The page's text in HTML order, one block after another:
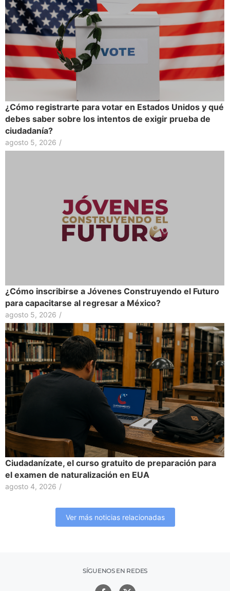
¿Cómo registrarte para votar en Estados Unidos y qué
debes saber sobre los intentos de exigir prueba de
ciudadanía?
agosto 5, 2026 /
¿Cómo inscribirse a Jóvenes Construyendo el Futuro
para capacitarse al regresar a México?
agosto 5, 2026 /
Ciudadanízate, el curso gratuito de preparación para
el examen de naturalización en EUA
agosto 4, 2026 /
Ver más noticias relacionadas
SÍGUENOS EN REDES